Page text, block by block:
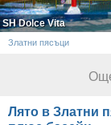
SH Dolce Vita
Златни пясъци
Лято в Златни